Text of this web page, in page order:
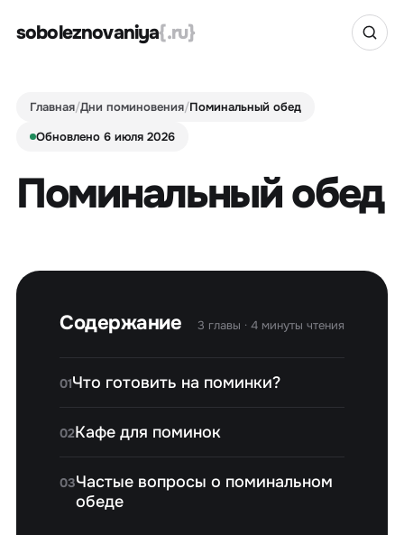
soboleznovaniya{.ru}
Главная/Дни поминовения/Поминальный обед
Обновлено 6 июля 2026
Поминальный обед
Содержание 3 главы · 4 минуты чтения
01Что готовить на поминки?
02Кафе для поминок
03Частые вопросы о поминальном
обеде